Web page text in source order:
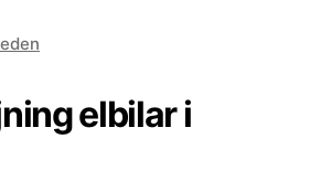
elbilar i